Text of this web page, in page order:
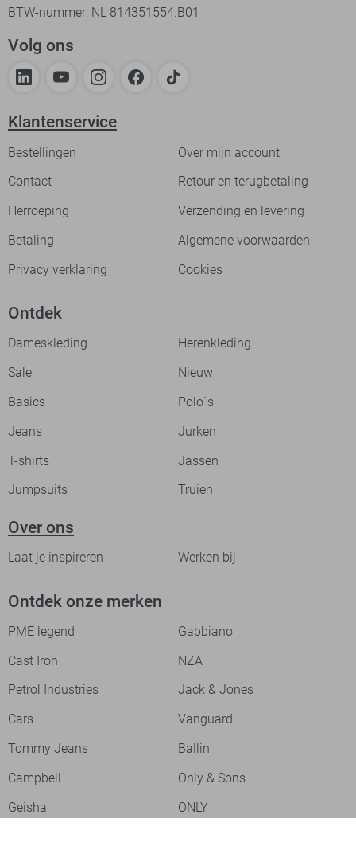
BTW-nummer: NL 814351554.B01
Volg ons
Klantenservice
Bestellingen
Over mijn account
Contact
Retour en terugbetaling
Herroeping
Verzending en levering
Betaling
Algemene voorwaarden
Privacy verklaring
Cookies
Ontdek
Dameskleding
Herenkleding
Sale
Nieuw
Basics
Polo`s
Jeans
Jurken
T-shirts
Jassen
Jumpsuits
Truien
Over ons
Laat je inspireren Werken bij
Ontdek onze merken
PME legend
Gabbiano
Cast Iron
NZA
Petrol Industries
Jack & Jones
Cars
Vanguard
Tommy Jeans
Ballin
Campbell
Only & Sons
Geisha
ONLY